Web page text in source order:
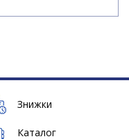
Знижки
Каталог